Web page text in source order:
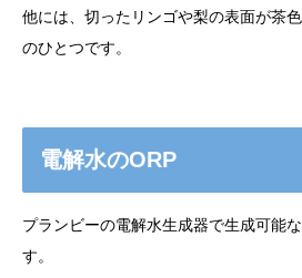
他には、切ったリンゴや梨の表面が茶
のひとつです。
電解水のORP
プランビーの電解水生成器で生成可能
す。